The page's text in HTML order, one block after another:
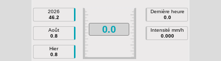
2026
46.2
Août
0.8
Hier
0.8
0.0
Dernière heure
0.0
Intensité mm/h
0.000